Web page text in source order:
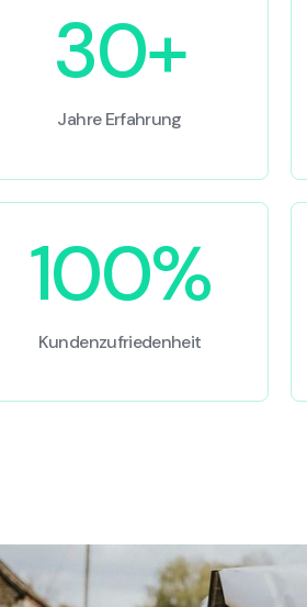
30+
Jahre Erfahrung
100%
Kundenzufriedenheit